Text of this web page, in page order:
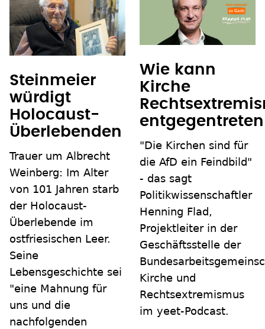
Steinmeier
würdigt
Holocaust-
Überlebenden
Trauer um Albrecht
Weinberg: Im Alter
von 101 Jahren starb
der Holocaust-
Überlebende im
ostfriesischen Leer.
Seine
Lebensgeschichte sei
"eine Mahnung für
uns und die
nachfolgenden
Wie kann
Kirche
"Die Kirchen sind für
die AfD ein Feindbild"
- das sagt
Politikwissenschaftler
Henning Flad,
Projektleiter in der
Geschäftsstelle der
Kirche und
Rechtsextremismus
im yeet-Podcast.